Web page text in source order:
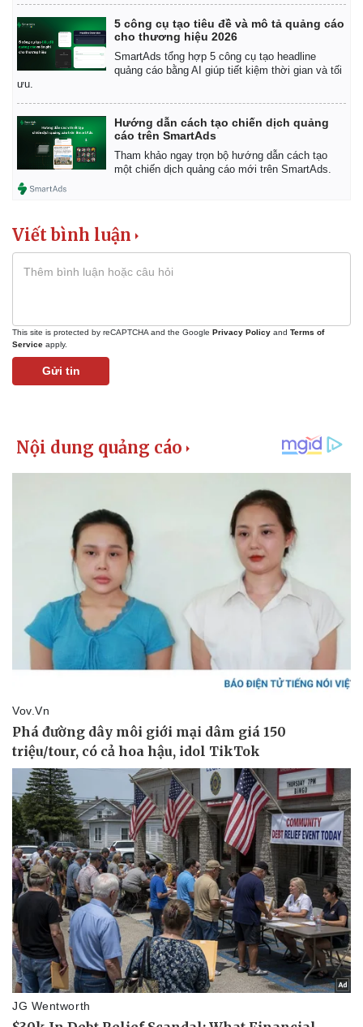
Bất động sản
Khởi nghiệp
Thị trường
Giá vàng
Tiêu dùng
Chứng khoán
Giá cà phê
5 công cụ tạo tiêu đề và mô tả quảng cáo
cho thương hiệu 2026
SmartAds tổng hợp 5 công cụ tạo headline
quảng cáo bằng AI giúp tiết kiệm thời gian và tối
ưu.
Hướng dẫn cách tạo chiến dịch quảng
cáo trên SmartAds
Tham khảo ngay trọn bộ hướng dẫn cách tạo
một chiến dịch quảng cáo mới trên SmartAds.
Viết bình luận
This site is protected by reCAPTCHA and the Google Privacy Policy and Terms of
Service apply.
Gửi tin